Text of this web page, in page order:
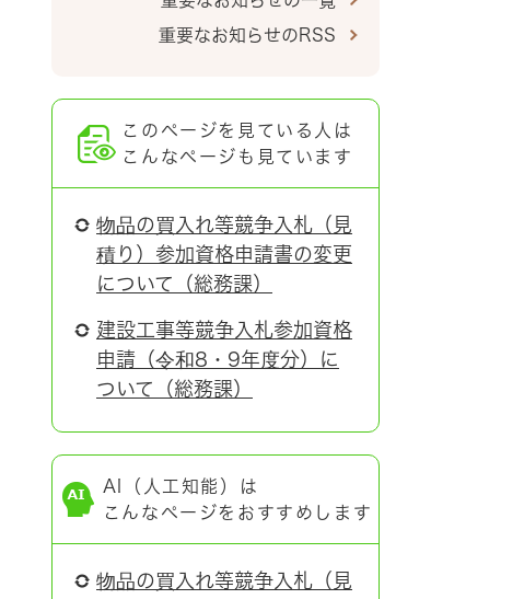
重要なお知らせのRSS
このページを見ている人は
こんなページも見ています
物品の買入れ等競争入札（見
積り）参加資格申請書の変更
について（総務課）
建設工事等競争入札参加資格
申請（令和8・9年度分）に
ついて（総務課）
AI（人工知能）は
こんなページをおすすめします
物品の買入れ等競争入札（見